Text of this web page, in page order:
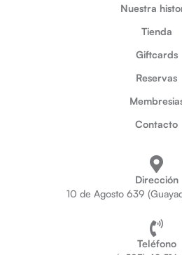
Nuestra
Tienda
Giftcards
Reservas
Contacto
Dirección
10 de Agosto 639
Teléfono